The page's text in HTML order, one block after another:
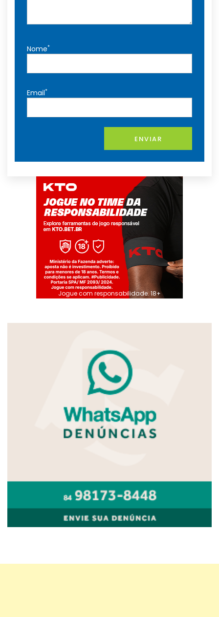
Nome*
Email*
ENVIAR
Jogue com responsabilidade. 18+